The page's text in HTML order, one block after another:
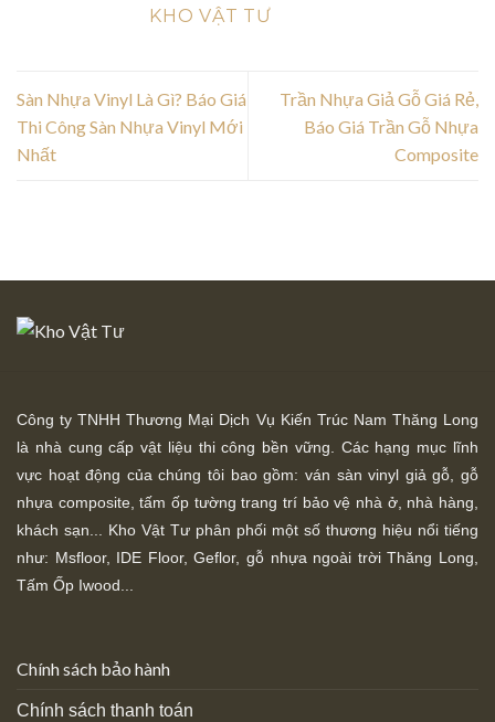
KHO VẬT TƯ
Sàn Nhựa Vinyl Là Gì? Báo Giá
Thi Công Sàn Nhựa Vinyl Mới
Nhất
Trần Nhựa Giả Gỗ Giá Rẻ,
Báo Giá Trần Gỗ Nhựa
Composite
Công ty TNHH Thương Mại Dịch Vụ Kiến Trúc Nam Thăng Long
là nhà cung cấp vật liệu thi công bền vững. Các hạng mục lĩnh
vực hoạt động của chúng tôi bao gồm: ván sàn vinyl giả gỗ, gỗ
nhựa composite, tấm ốp tường trang trí bảo vệ nhà ở, nhà hàng,
khách sạn... Kho Vật Tư phân phối một số thương hiệu nổi tiếng
như: Msfloor, IDE Floor,Geflor, gỗ nhựa ngoài trời Thăng Long,
Tấm Ốp Iwood...
Chính sách bảo hành
Chính sách thanh toán